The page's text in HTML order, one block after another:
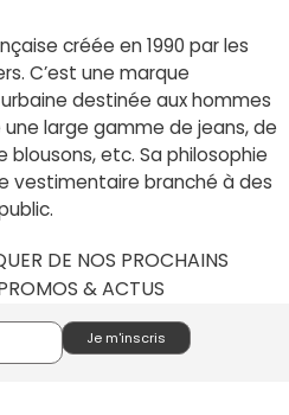
créée en 1990 par les
C’est une marque
destinée aux hommes
une large gamme de jeans, de
blousons, etc. Sa philosophie
vestimentaire branché à des
DE NOS PROCHAINS
& ACTUS